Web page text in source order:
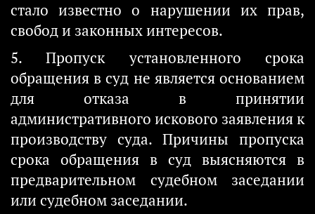
стало известно о нарушении их прав,
свобод и законных интересов.
5. Пропуск установленного срока
обращения в суд не является основанием
для отказа в принятии
административного искового заявления к
производству суда. Причины пропуска
срока обращения в суд выясняются в
предварительном судебном заседании
или судебном заседании.